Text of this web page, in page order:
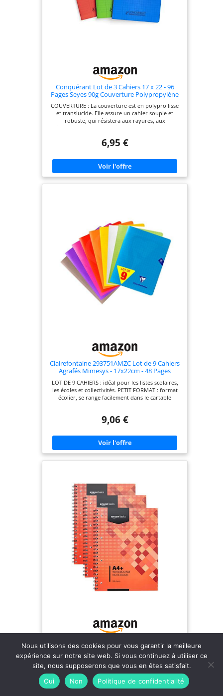
Conquérant Lot de 3 Cahiers 17 x 22 ‐ 96
Pages Seyes 90g Couverture Polypropylène
Couleur Rouge, Bleu, Vert
COUVERTURE : La couverture est en polypro lisse
et translucide. Elle assure un cahier souple et
robuste, qui résistera aux rayures, aux
éclaboussures et aux déchirures REGLURE : La
assure une meilleure lisibilité. Elle permet de
améliorant efficacement la concentration RELIURE
: La reliure piqûre (aussi appelée "reliure agrafée")
est la plus populaire et la plus répandue. Elle
procure un réel confort d'écriture et d'utilisation.
fabriqués en France, dans nos usines situées à
Caen, en Normandie et ils garantissent le savoir-
faire français, pour des cahiers de qualité et
résistants
6,95 €
Clairefontaine 293751AMZC Lot de 9 Cahiers
Agrafés Mimesys - 17x22cm - 48 Pages
Grands Carreaux - Papier Blanc 90g -
Couverture Polypro (Bleu, Rouge, Vert,
Jaune, Violet, Gris, Orange, Rose, Incolore)
LOT DE 9 CAHIERS : idéal pour les listes scolaires,
les écoles et collectivités. PETIT FORMAT : format
écolier, se range facilement dans le cartable
imperméable. Plus besoin de protège-cahiers !
vert, jaune, violet, gris, orange, rose et incolore
DOUCEUR DE L’ÉCRITURE : papier Clairefontaine
Blanc Vélin Velouté 90 g/m² de QUALITÉ
SUPÉRIEURE avec une opacité et une résistance
CERTIFIÉ PEFC : pour la gestion durable des forêts
9,06 €
feuilles, 200 pages A4+, 80 g/m², lot de 3,
Rouge
Papier ligné A4+ pour une prise de notes
ordonnée Perforé pour une déchirure facile et
nette 200 pages par bloc Lot de 3 Marque Amazon
Nous utilisons des cookies pour vous garantir la meilleure
expérience sur notre site web. Si vous continuez à utiliser ce
site, nous supposerons que vous en êtes satisfait.
Oui
Non Politique de confidentialité